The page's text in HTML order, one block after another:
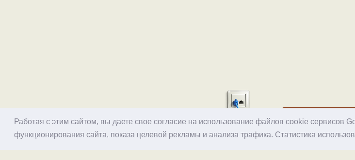
Работая с этим сайтом, вы даете свое согласие на использование файлов cookie сервисов
функционирования сайта, показа целевой рекламы и анализа трафика. Статистика
© 1998–2026 Alex Exler